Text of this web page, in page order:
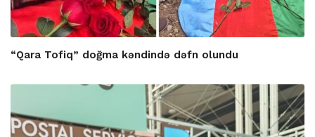
“Qara Tofiq” doğma kəndində dəfn olundu